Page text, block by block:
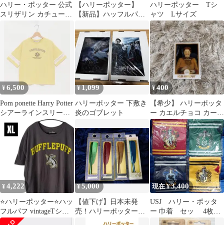
ハリー・ポッター 公式
スリザリン カチューシ
ャ エンブレム付
【ハリーポッター】
【新品】ハッフルパ
ハリーポッター Tシ
ャツ Lサイズ
¥6,500
Pom ponette Harry Potter
シアーラインスリーブ
Tシャツ
¥1,099
ハリーポッター 下敷き
炎のゴブレット
¥400
【希少】 ハリーポッタ
ー カエルチョコ カード
ハッフルパフ
¥ 4,222
⭐️ハリーポッター⭐️ハッ
フルパフ vintageTシャ
ツ フェード感◎ 映画公
¥5,000
【値下げ】日本未発
売！ハリーポッター羽
根ペン４種セット
現在 ¥3,400
USJ ハリー・ポッタ
ー 巾着 セッ 4枚
廃盤 限定 グッズ